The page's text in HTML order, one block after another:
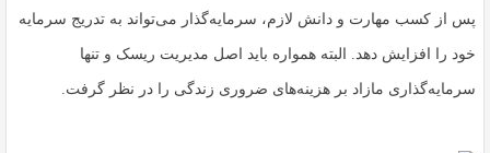
پس از کسب مهارت و دانش لازم، سرمایه‌گذار می‌تواند به تدریج سرمایه
خود را افزایش دهد. البته همواره باید اصل مدیریت ریسک و تنها
سرمایه‌گذاری مازاد بر هزینه‌های ضروری زندگی را در نظر گرفت.